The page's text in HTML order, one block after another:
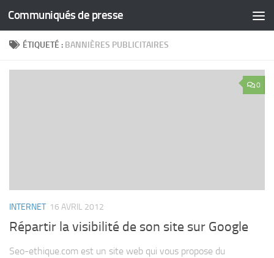
Skip to content
Communiqués de presse
ÉTIQUETÉ : BANNIÈRES PUBLICITAIRES
0
INTERNET 16 AVRIL 2012
Répartir la visibilité de son site sur Google
Seo-ethique.com est un site web qui vous propose du